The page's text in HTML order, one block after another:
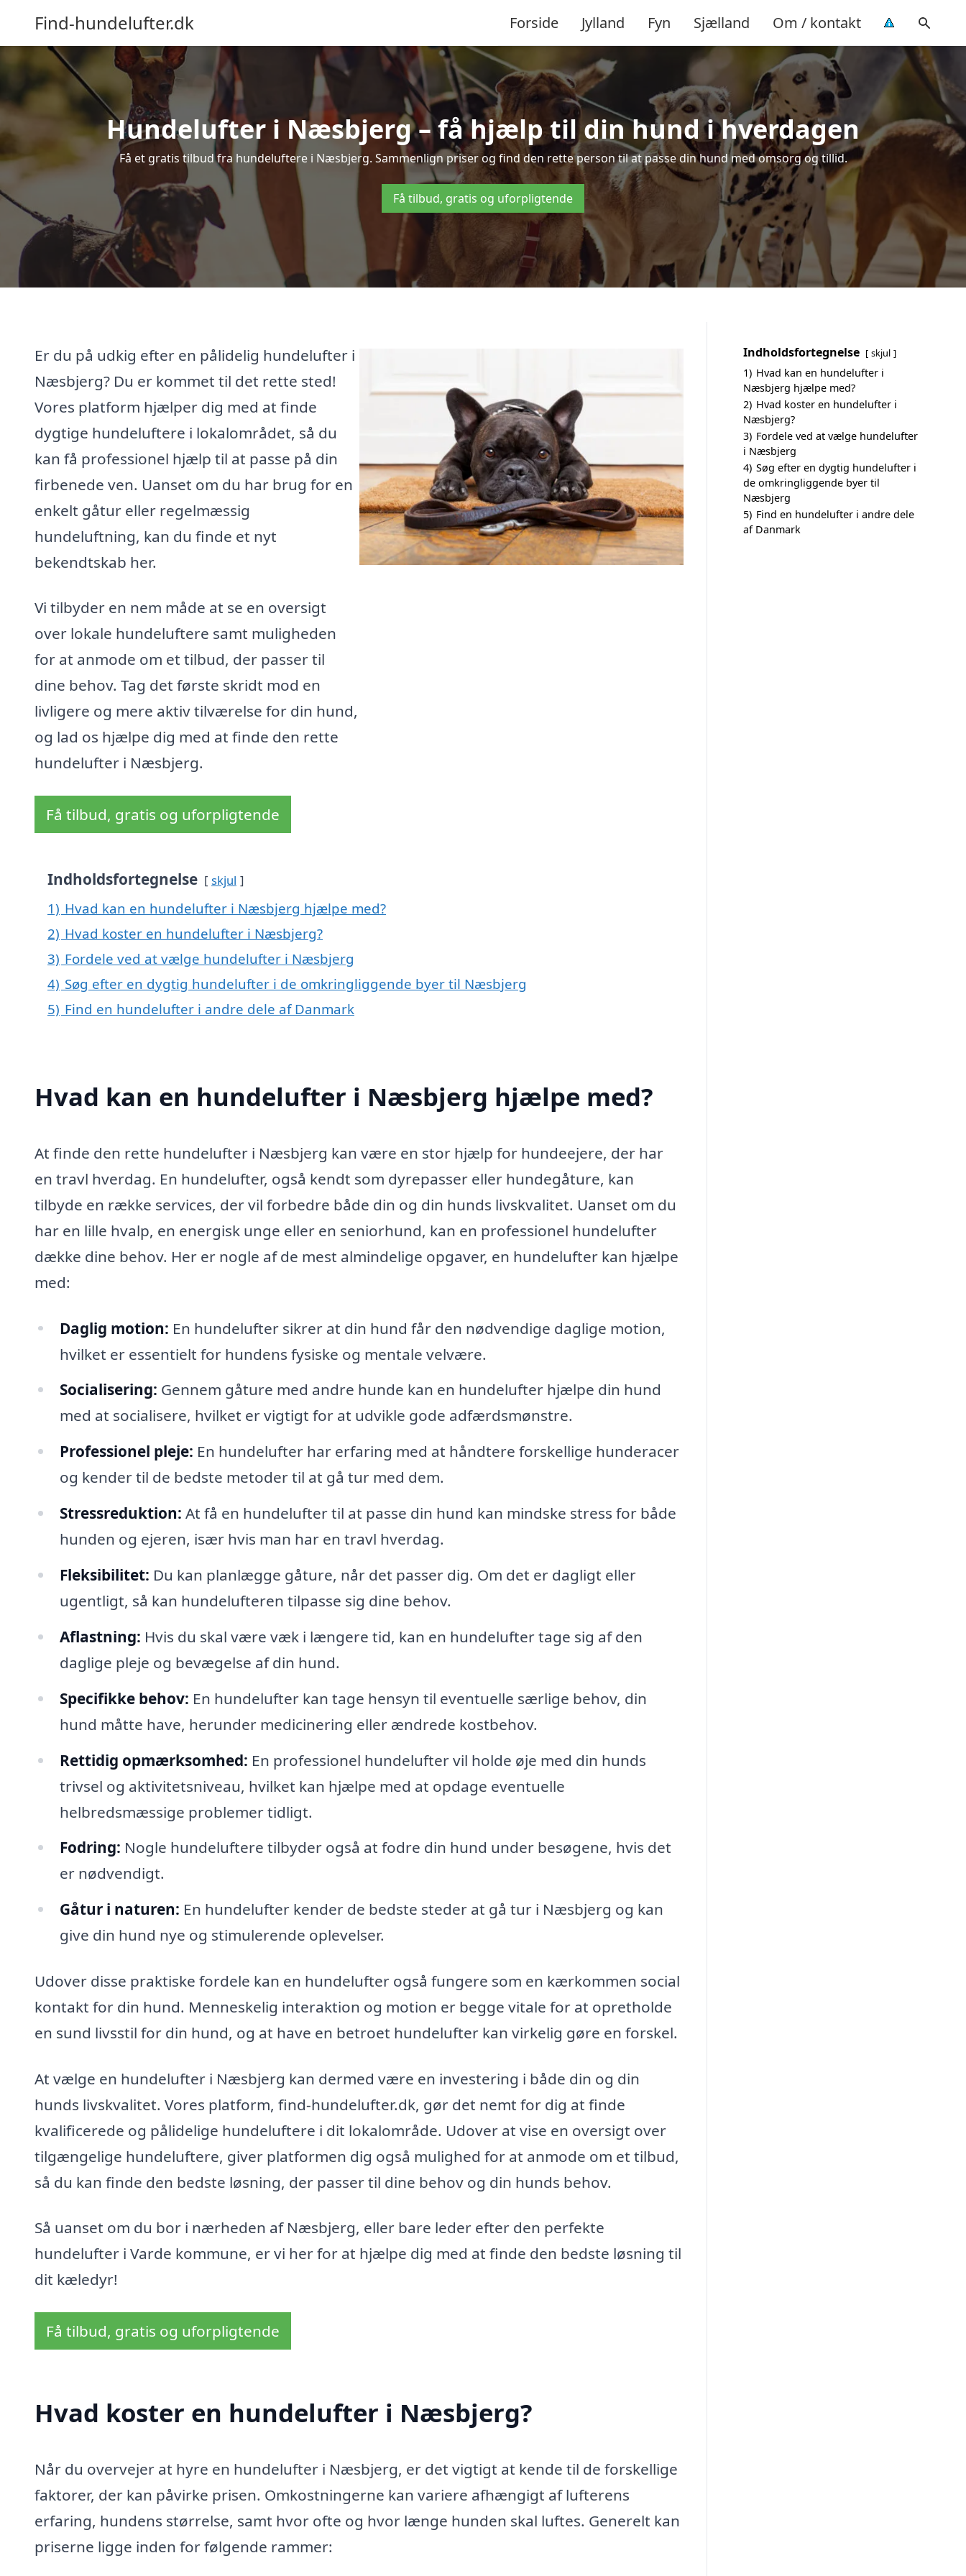
Find-hundelufter.dk Forside Jylland Fyn Sjælland Om / kontakt
Hundelufter i Næsbjerg – få hjælp til din hund i hverdagen
Få et gratis tilbud fra hundeluftere i Næsbjerg. Sammenlign priser og find den rette person til at passe din hund med omsorg og tillid.
Få tilbud, gratis og uforpligtende
Er du på udkig efter en pålidelig hundelufter i
Næsbjerg? Du er kommet til det rette sted!
Vores platform hjælper dig med at finde
dygtige hundeluftere i lokalområdet, så du
kan få professionel hjælp til at passe på din
firbenede ven. Uanset om du har brug for en
enkelt gåtur eller regelmæssig
hundeluftning, kan du finde et nyt
bekendtskab her.
Vi tilbyder en nem måde at se en oversigt
over lokale hundeluftere samt muligheden
for at anmode om et tilbud, der passer til
dine behov. Tag det første skridt mod en
livligere og mere aktiv tilværelse for din hund,
og lad os hjælpe dig med at finde den rette
hundelufter i Næsbjerg.
Få tilbud, gratis og uforpligtende
Indholdsfortegnelse skjul
1) Hvad kan en hundelufter i Næsbjerg hjælpe med?
2) Hvad koster en hundelufter i Næsbjerg?
3) Fordele ved at vælge hundelufter i Næsbjerg
4) Søg efter en dygtig hundelufter i de omkringliggende byer til Næsbjerg
5) Find en hundelufter i andre dele af Danmark
Hvad kan en hundelufter i Næsbjerg hjælpe med?
At finde den rette hundelufter i Næsbjerg kan være en stor hjælp for hundeejere, der har
en travl hverdag. En hundelufter, også kendt som dyrepasser eller hundegåture, kan
tilbyde en række services, der vil forbedre både din og din hunds livskvalitet. Uanset om du
har en lille hvalp, en energisk unge eller en seniorhund, kan en professionel hundelufter
dække dine behov. Her er nogle af de mest almindelige opgaver, en hundelufter kan hjælpe
med:
Daglig motion: En hundelufter sikrer at din hund får den nødvendige daglige motion,
hvilket er essentielt for hundens fysiske og mentale velvære.
Socialisering: Gennem gåture med andre hunde kan en hundelufter hjælpe din hund
med at socialisere, hvilket er vigtigt for at udvikle gode adfærdsmønstre.
Professionel pleje: En hundelufter har erfaring med at håndtere forskellige hunderacer
og kender til de bedste metoder til at gå tur med dem.
Stressreduktion: At få en hundelufter til at passe din hund kan mindske stress for både
hunden og ejeren, især hvis man har en travl hverdag.
Fleksibilitet: Du kan planlægge gåture, når det passer dig. Om det er dagligt eller
ugentligt, så kan hundelufteren tilpasse sig dine behov.
Aflastning: Hvis du skal være væk i længere tid, kan en hundelufter tage sig af den
daglige pleje og bevægelse af din hund.
Specifikke behov: En hundelufter kan tage hensyn til eventuelle særlige behov, din
hund måtte have, herunder medicinering eller ændrede kostbehov.
Rettidig opmærksomhed: En professionel hundelufter vil holde øje med din hunds
trivsel og aktivitetsniveau, hvilket kan hjælpe med at opdage eventuelle
helbredsmæssige problemer tidligt.
Fodring: Nogle hundeluftere tilbyder også at fodre din hund under besøgene, hvis det
er nødvendigt.
Gåtur i naturen: En hundelufter kender de bedste steder at gå tur i Næsbjerg og kan
give din hund nye og stimulerende oplevelser.
Udover disse praktiske fordele kan en hundelufter også fungere som en kærkommen social
kontakt for din hund. Menneskelig interaktion og motion er begge vitale for at opretholde
en sund livsstil for din hund, og at have en betroet hundelufter kan virkelig gøre en forskel.
At vælge en hundelufter i Næsbjerg kan dermed være en investering i både din og din
hunds livskvalitet. Vores platform, find-hundelufter.dk, gør det nemt for dig at finde
kvalificerede og pålidelige hundeluftere i dit lokalområde. Udover at vise en oversigt over
tilgængelige hundeluftere, giver platformen dig også mulighed for at anmode om et tilbud,
så du kan finde den bedste løsning, der passer til dine behov og din hunds behov.
Så uanset om du bor i nærheden af Næsbjerg, eller bare leder efter den perfekte
hundelufter i Varde kommune, er vi her for at hjælpe dig med at finde den bedste løsning til
dit kæledyr!
Få tilbud, gratis og uforpligtende
Hvad koster en hundelufter i Næsbjerg?
Når du overvejer at hyre en hundelufter i Næsbjerg, er det vigtigt at kende til de forskellige
faktorer, der kan påvirke prisen. Omkostningerne kan variere afhængigt af lufterens
erfaring, hundens størrelse, samt hvor ofte og hvor længe hunden skal luftes. Generelt kan
priserne ligge inden for følgende rammer:
Indholdsfortegnelse skjul
1) Hvad kan en hundelufter i
Næsbjerg hjælpe med?
2) Hvad koster en hundelufter i
Næsbjerg?
3) Fordele ved at vælge hundelufter
i Næsbjerg
4) Søg efter en dygtig hundelufter i
de omkringliggende byer til
Næsbjerg
5) Find en hundelufter i andre dele
af Danmark